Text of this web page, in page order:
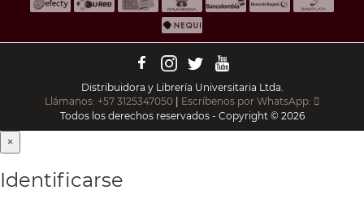
Distribuidora y Librería Universitaria Ltda.
Llámanos: +57 3125347050 | Escríbenos por WhatsApp:
Todos los derechos reservados - Copyright © 2026
×
Identificarse